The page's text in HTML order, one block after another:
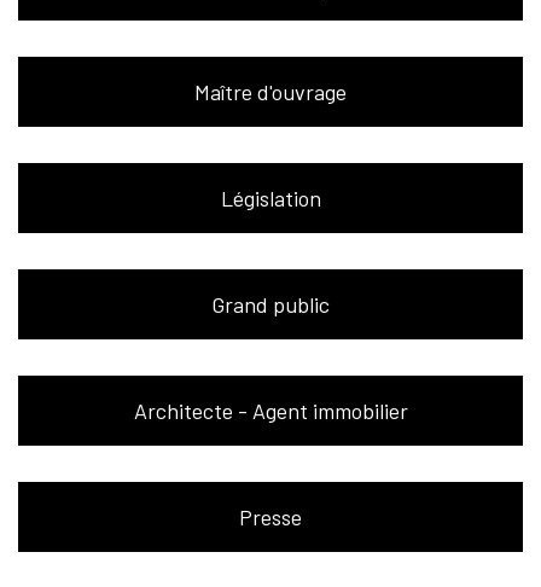
Maître d'ouvrage
Législation
Grand public
Architecte - Agent immobilier
Presse